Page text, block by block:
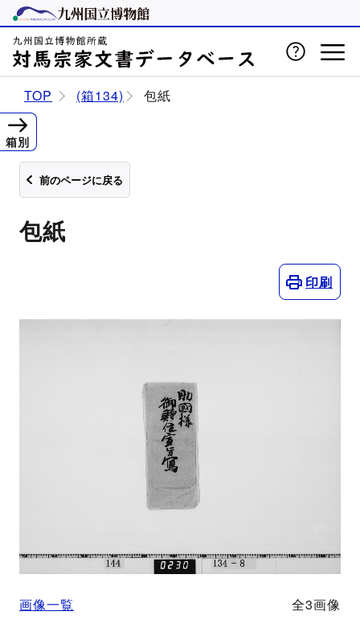
TOP (箱134) 包紙
前のページに戻る
包紙
印刷
画像一覧 全3画像
箱別